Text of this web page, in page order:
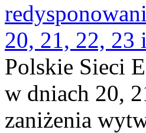
20, 21, 22, 23
Polskie Sieci
w dniach 20,
zaniżenia